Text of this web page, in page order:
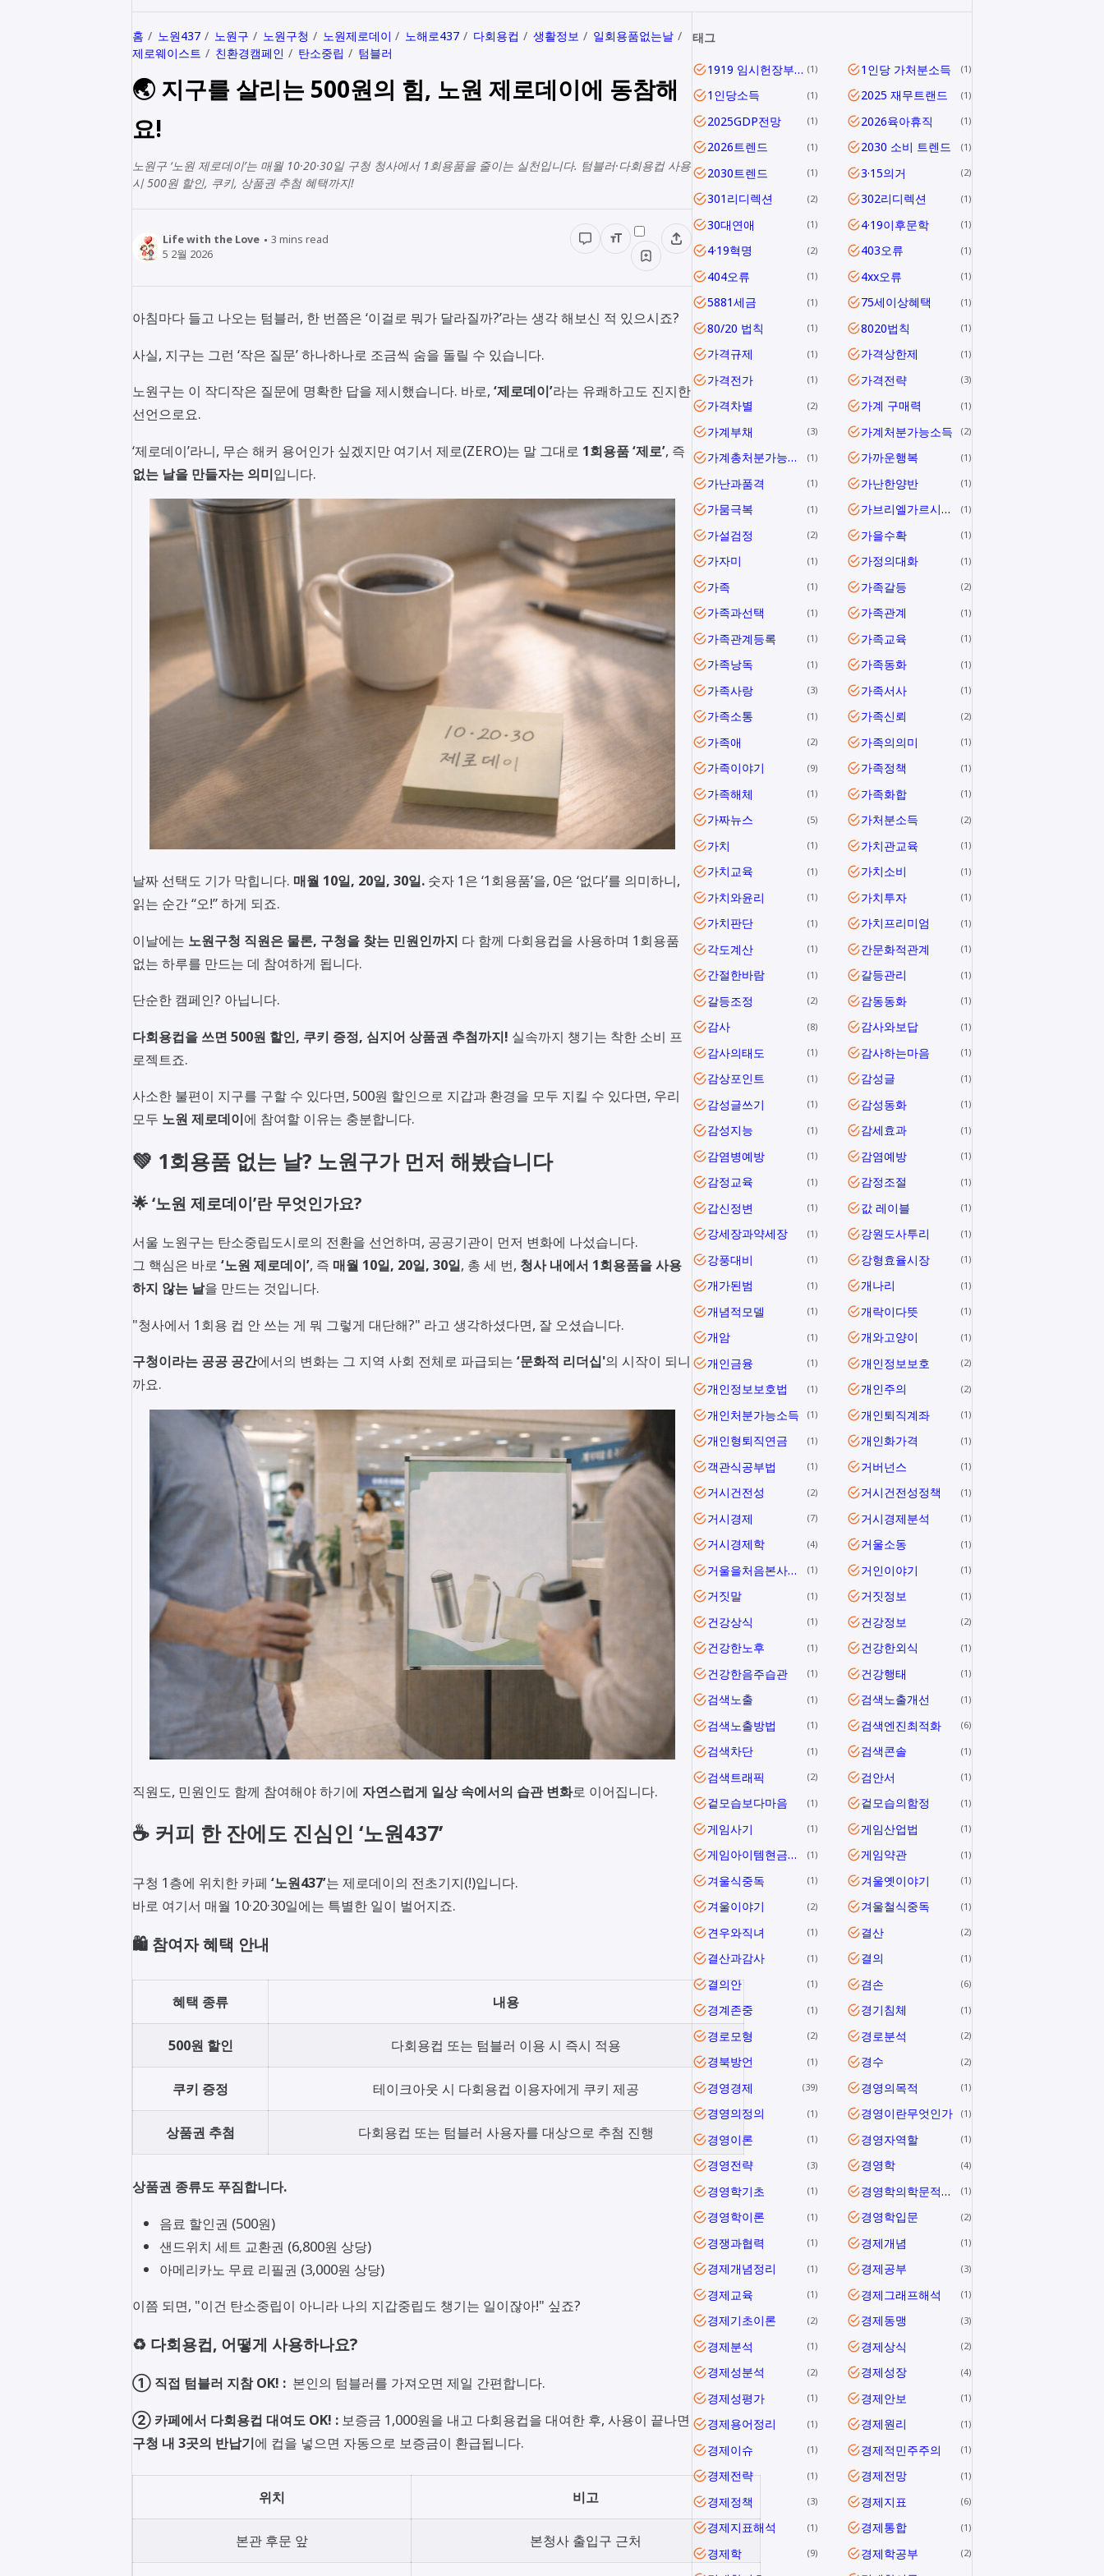
홈 노원437 노원구 노원구청 노원제로데이 노해로437 다회용컵 생활정보
일회용품없는날
제로웨이스트
친환경캠페인 탄소중립 텀블러
🌏 지구를 살리는 500원의 힘, 노원 제로데이에 동참해
요!
노원구 ‘노원 제로데이’는 매월 10·20·30일 구청 청사에서 1회용품을 줄이는 실천입니다. 텀블러·다회용컵 사용
시 500원 할인, 쿠키, 상품권 추첨 혜택까지!
Life with the Love 3 mins read
5 2월 2026
아침마다 들고 나오는 텀블러, 한 번쯤은 ‘이걸로 뭐가 달라질까?’라는 생각 해보신 적 있으시죠?
사실, 지구는 그런 ‘작은 질문’ 하나하나로 조금씩 숨을 돌릴 수 있습니다.
노원구는 이 작디작은 질문에 명확한 답을 제시했습니다. 바로, ‘제로데이’라는 유쾌하고도 진지한
선언으로요.
‘제로데이’라니, 무슨 해커 용어인가 싶겠지만 여기서 제로(ZERO)는 말 그대로 1회용품 ‘제로’, 즉
없는 날을 만들자는 의미입니다.
날짜 선택도 기가 막힙니다. 매월 10일, 20일, 30일. 숫자 1은 ‘1회용품’을, 0은 ‘없다’를 의미하니,
읽는 순간 “오!” 하게 되죠.
이날에는 노원구청 직원은 물론, 구청을 찾는 민원인까지 다 함께 다회용컵을 사용하며 1회용품
없는 하루를 만드는 데 참여하게 됩니다.
단순한 캠페인? 아닙니다.
다회용컵을 쓰면 500원 할인, 쿠키 증정, 심지어 상품권 추첨까지! 실속까지 챙기는 착한 소비 프
로젝트죠.
사소한 불편이 지구를 구할 수 있다면, 500원 할인으로 지갑과 환경을 모두 지킬 수 있다면, 우리
모두 노원 제로데이에 참여할 이유는 충분합니다.
💚 1회용품 없는 날? 노원구가 먼저 해봤습니다
🌟 ‘노원 제로데이’란 무엇인가요?
서울 노원구는 탄소중립도시로의 전환을 선언하며, 공공기관이 먼저 변화에 나섰습니다.
그 핵심은 바로 ‘노원 제로데이’, 즉 매월 10일, 20일, 30일, 총 세 번, 청사 내에서 1회용품을 사용
하지 않는 날을 만드는 것입니다.
"청사에서 1회용 컵 안 쓰는 게 뭐 그렇게 대단해?" 라고 생각하셨다면, 잘 오셨습니다.
구청이라는 공공 공간에서의 변화는 그 지역 사회 전체로 파급되는 ‘문화적 리더십'의 시작이 되니
까요.
직원도, 민원인도 함께 참여해야 하기에 자연스럽게 일상 속에서의 습관 변화로 이어집니다.
☕ 커피 한 잔에도 진심인 ‘노원437’
구청 1층에 위치한 카페 ‘노원437’는 제로데이의 전초기지(!)입니다.
바로 여기서 매월 10·20·30일에는 특별한 일이 벌어지죠.
🛍️ 참여자 혜택 안내
혜택 종류 내용
500원 할인 다회용컵 또는 텀블러 이용 시 즉시 적용
쿠키 증정 테이크아웃 시 다회용컵 이용자에게 쿠키 제공
상품권 추첨 다회용컵 또는 텀블러 사용자를 대상으로 추첨 진행
상품권 종류도 푸짐합니다.
음료 할인권 (500원)
샌드위치 세트 교환권 (6,800원 상당)
아메리카노 무료 리필권 (3,000원 상당)
이쯤 되면, "이건 탄소중립이 아니라 나의 지갑중립도 챙기는 일이잖아!" 싶죠?
♻️ 다회용컵, 어떻게 사용하나요?
① 직접 텀블러 지참 OK! : 본인의 텀블러를 가져오면 제일 간편합니다.
② 카페에서 다회용컵 대여도 OK! : 보증금 1,000원을 내고 다회용컵을 대여한 후, 사용이 끝나면
구청 내 3곳의 반납기에 컵을 넣으면 자동으로 보증금이 환급됩니다.
위치 비고
본관 후문 앞 본청사 출입구 근처
태그
1919 임시헌장부터 헌법 제1조까지 1 1인당 가처분소득 1
1인당소득 1 2025 재무트랜드 1
2025GDP전망 1 2026육아휴직 1
2026트렌드 1 2030 소비 트렌드 1
2030트렌드 1 3·15의거 2
301리디렉션 2 302리디렉션 1
30대연애 1 4·19이후문학 1
4·19혁명 2 403오류 1
404오류 1 4xx오류 1
5881세금 1 75세이상혜택 1
80/20 법칙 1 8020법칙 1
가격규제 1 가격상한제 1
가격전가 1 가격전략 3
가격차별 2 가계 구매력 1
가계부채 3 가계처분가능소득 2
가계총처분가능소득 1 가까운행복 1
가난과품격 1 가난한양반 1
가뭄극복 1 가브리엘가르시아마르케스 1
가설검정 2 가을수확 1
가자미 1 가정의대화 1
가족 1 가족갈등 2
가족과선택 1 가족관계 1
가족관계등록 1 가족교육 1
가족낭독 1 가족동화 1
가족사랑 3 가족서사 1
가족소통 1 가족신뢰 2
가족애 2 가족의의미 1
가족이야기 9 가족정책 1
가족해체 1 가족화합 1
가짜뉴스 5 가처분소득 2
가치 1 가치관교육 1
가치교육 1 가치소비 1
가치와윤리 1 가치투자 1
가치판단 1 가치프리미엄 1
각도계산 1 간문화적관계 1
간절한바람 1 갈등관리 1
갈등조정 2 감동동화 1
감사 8 감사와보답 1
감사의태도 1 감사하는마음 1
감상포인트 1 감성글 1
감성글쓰기 1 감성동화 1
감성지능 1 감세효과 1
감염병예방 1 감염예방 1
감정교육 1 감정조절 1
갑신정변 1 값 레이블 1
강세장과약세장 1 강원도사투리 1
강풍대비 1 강형효율시장 1
개가된범 1 개나리 1
개념적모델 1 개락이다뜻 1
개암 1 개와고양이 1
개인금융 1 개인정보보호 2
개인정보보호법 1 개인주의 2
개인처분가능소득 1 개인퇴직계좌 1
개인형퇴직연금 1 개인화가격 1
객관식공부법 1 거버넌스 1
거시건전성 2 거시건전성정책 1
거시경제 7 거시경제분석 1
거시경제학 4 거울소동 1
거울을처음본사람들 1 거인이야기 1
거짓말 1 거짓정보 1
건강상식 1 건강정보 2
건강한노후 1 건강한외식 1
건강한음주습관 1 건강행태 1
검색노출 1 검색노출개선 1
검색노출방법 1 검색엔진최적화 6
검색차단 1 검색콘솔 1
검색트래픽 2 검안서 1
겉모습보다마음 1 겉모습의함정 1
게임사기 1 게임산업법 1
게임아이템현금거래 1 게임약관 1
겨울식중독 1 겨울옛이야기 1
겨울이야기 2 겨울철식중독 1
견우와직녀 1 결산 2
결산과감사 1 결의 1
결의안 1 겸손 6
경계존중 1 경기침체 1
경로모형 2 경로분석 2
경북방언 1 경수 2
경영경제 39 경영의목적 1
경영의정의 1 경영이란무엇인가 1
경영이론 1 경영자역할 1
경영전략 3 경영학 4
경영학기초 1 경영학의학문적특성 1
경영학이론 1 경영학입문 2
경쟁과협력 1 경제개념 1
경제개념정리 1 경제공부 3
경제교육 1 경제그래프해석 1
경제기초이론 2 경제동맹 3
경제분석 1 경제상식 2
경제성분석 2 경제성장 4
경제성평가 1 경제안보 1
경제용어정리 1 경제원리 1
경제이슈 1 경제적민주주의 1
경제전략 1 경제전망 1
경제정책 3 경제지표 6
경제지표해석 1 경제통합 1
경제학 9 경제학공부 2